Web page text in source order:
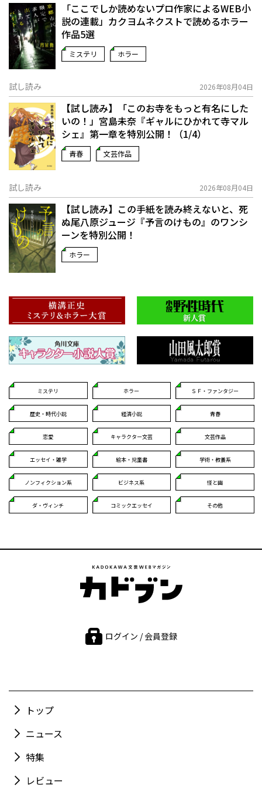
「ここでしか読めないプロ作家によるWEB小
説の連載」――カクヨムネクストで読めるホラー
作品5選
ミステリ ホラー
試し読み 2026年08月04日
【試し読み】「このお寺をもっと有名にした
いの！」宮島未奈『ギャルにひかれて寺マル
シェ』第一章を特別公開！（1/4）
青春 文芸作品
試し読み 2026年08月04日
【試し読み】この手紙を読み終えないと、死
ぬ――尾八原ジュージ『予言のけもの』のワンシ
ーンを特別公開！
ホラー
ミステリ ホラー ＳＦ・ファンタジー
歴史・時代小説 経済小説 青春
恋愛 キャラクター文芸 文芸作品
エッセイ・雑学 絵本・児童書 学術・教養系
ノンフィクション系 ビジネス系 怪と幽
ダ・ヴィンチ コミックエッセイ その他
ログイン / 会員登録
トップ
ニュース
特集
レビュー